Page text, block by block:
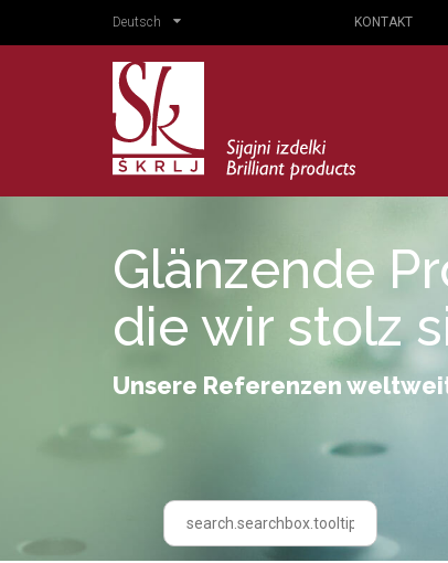
Deutsch KONTAKT
Glänzende
die wir stolz
Unsere Referenzen